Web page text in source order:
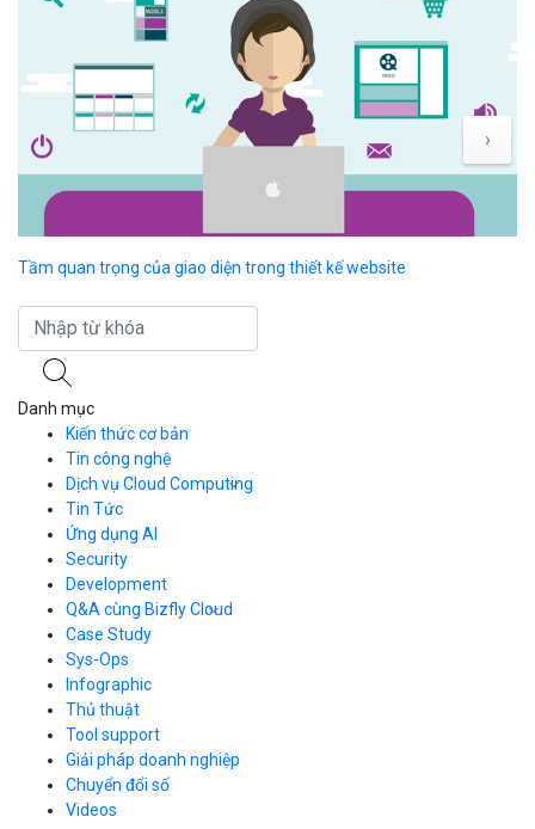
Tầm quan trọng của giao diện trong thiết kế website
›
Danh mục
Kiến thức cơ bản
Tin công nghệ
Dịch vụ Cloud Computing
Cloud Server
CDN
Load Balancer
Auto Scaling
Container Registry
Kubernetes
Cloud Database
Call Center
Business Email
Simple Storage
VOD
VPN
Traffic Manager
Cloud VPS
Tin Tức
Ứng dụng AI
Security
Development
Q&A cùng Bizfly Cloud
Q&A về Bizfly Cloud Server
Thao tác kết nối tới server
Videos
Q&A về Bizfly Business Email
Videos
Case Study
Sys-Ops
Infographic
Thủ thuật
Tool support
Giải pháp doanh nghiệp
Chuyển đổi số
Videos